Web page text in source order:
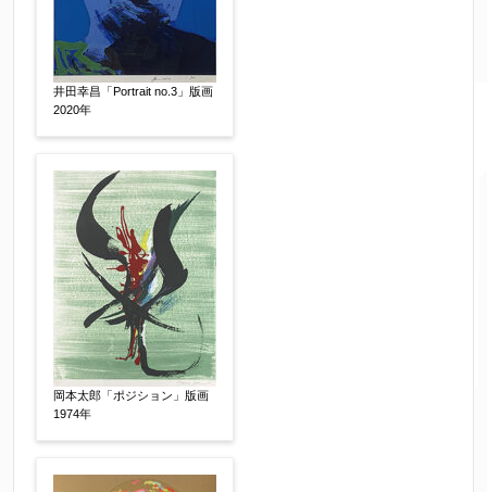
ご住所 【必須】
ご要望などがございましたらご入力ください
【任意】
井田幸昌「Portrait no.3」版画
2020年
岡本太郎「ポジション」版画
1974年